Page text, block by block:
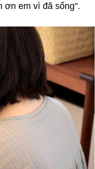
ơn em vì đã sống".